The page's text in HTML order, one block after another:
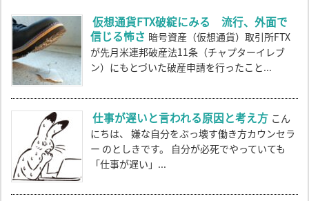
仮想通貨FTX破綻にみる 流行、外面で
信じる怖さ 暗号資産（仮想通貨）取引所FTX
が先月米連邦破産法11条（チャプターイレブ
ン）にもとづいた破産申請を行ったこと...
仕事が遅いと言われる原因と考え方 こん
にちは、 嫌な自分をぶっ壊す働き方カウンセラ
ー のとしきです。 自分が必死でやっていても
「仕事が遅い」...